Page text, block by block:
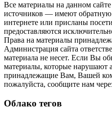
Все материалы на данном
источников — имеют обратную
интернете или присланы
предоставляются
Права на материалы
Администрация сайта
материала не несет. Если Вы
материалы, которые нарушают
принадлежащие Вам, Вашей
пожалуйста, сообщите нам
Облако тегов